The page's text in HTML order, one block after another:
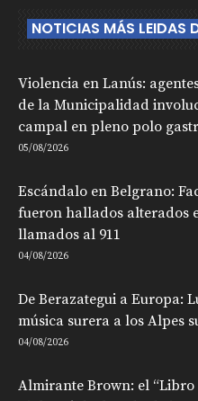
NOTICIAS MÁS LEIDAS
Violencia en Lanús:
de la Municipalidad
campal en pleno polo
05/08/2026
Escándalo en Belgrano:
fueron hallados alterados
llamados al 911
04/08/2026
De Berazategui a Europa:
música surera a los Alpes
04/08/2026
Almirante Brown: el